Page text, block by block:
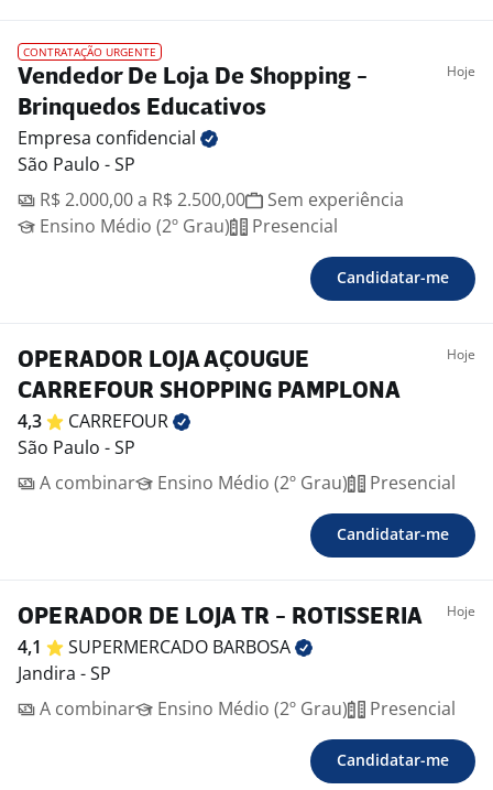
CONTRATAÇÃO URGENTE
Vendedor De Loja De Shopping -
Brinquedos Educativos
Hoje
Empresa confidencial
São Paulo - SP
R$ 2.000,00 a R$ 2.500,00
Sem experiência
Ensino Médio (2º Grau)
Presencial
Candidatar-me
OPERADOR LOJA AÇOUGUE
CARREFOUR SHOPPING PAMPLONA
Hoje
4,3
CARREFOUR
São Paulo - SP
A combinar
Ensino Médio (2º Grau) Presencial
Candidatar-me
OPERADOR DE LOJA TR - ROTISSERIA Hoje
4,1 SUPERMERCADO BARBOSA
Jandira - SP
A combinar
Ensino Médio (2º Grau) Presencial
Candidatar-me